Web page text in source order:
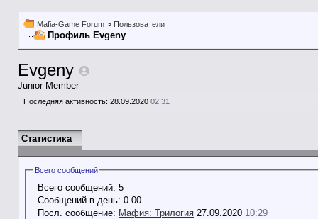
Mafia-Game Forum > Пользователи
Профиль Evgeny
Evgeny
Junior Member
Последняя активность: 28.09.2020 02:31
Статистика
Всего сообщений
Всего сообщений: 5
Сообщений в день: 0.00
Посл. сообщение: Мафия: Трилогия 27.09.2020 10:29